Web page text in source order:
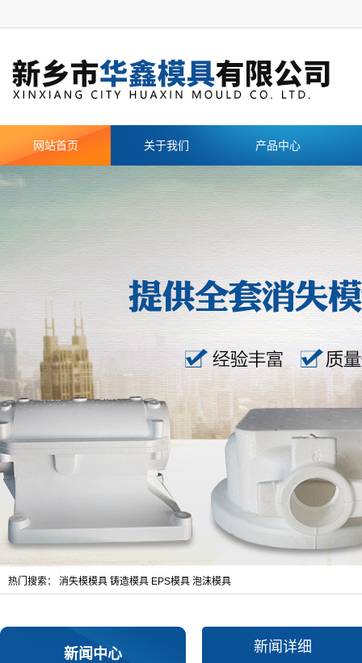
网站首页 关于我们 产品中心
热门搜索： 消失模模具 铸造模具 EPS模具 泡沫模具
新闻中心 新闻详细